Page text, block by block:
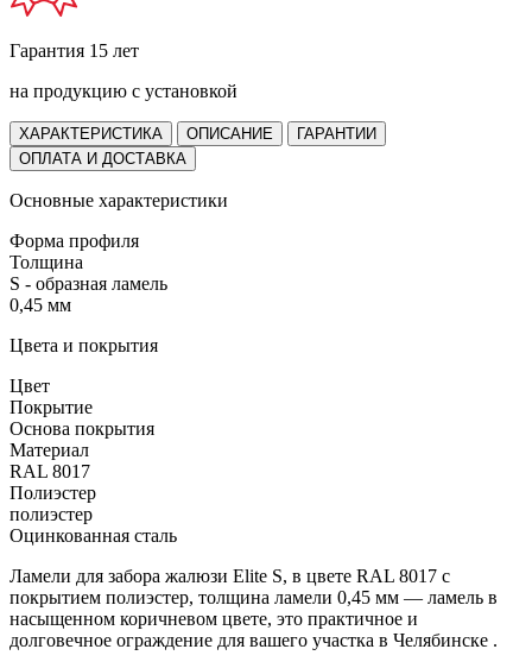
Гарантия 15 лет
на продукцию с установкой
ХАРАКТЕРИСТИКА ОПИСАНИЕ
ГАРАНТИИ
ОПЛАТА И ДОСТАВКА
Основные характеристики
Форма профиля
Толщина
S - образная ламель
0,45 мм
Цвета и покрытия
Цвет
Покрытие
Основа покрытия
Материал
RAL 8017
Полиэстер
полиэстер
Оцинкованная сталь
Ламели для забора жалюзи Elite S, в цвете RAL 8017 с
покрытием полиэстер, толщина ламели 0,45 мм — ламель в
насыщенном коричневом цвете, это практичное и
долговечное ограждение для вашего участка в Челябинске .